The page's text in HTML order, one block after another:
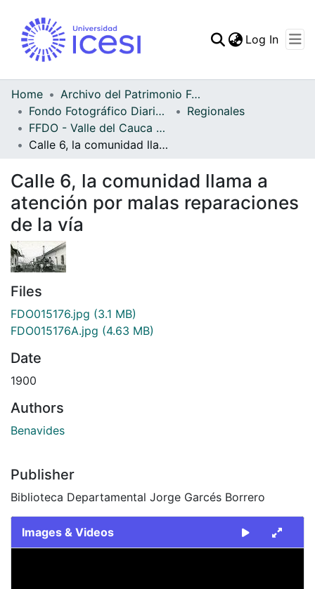
Statistics
Log In
Home
Archivo del Patrimonio Fotográfico y Fílmico del Valle del Cauca
Fondo Fotográfico Diario Occidente
Regionales
FFDO - Valle del Cauca - Patrimonial
Calle 6, la comunidad llama a atención por malas reparaciones de la vía
Calle 6, la comunidad llama a
atención por malas reparaciones
de la vía
Files
FDO015176.jpg (3.1 MB)
FDO015176A.jpg (4.63 MB)
Date
1900
Authors
Benavides
Publisher
Biblioteca Departamental Jorge Garcés Borrero
Images & Videos